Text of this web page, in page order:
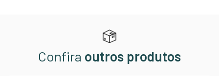
Confira outros produtos